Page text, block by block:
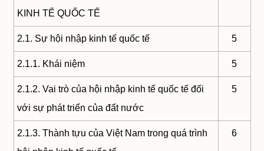
KINH TẾ QUỐC TẾ
2.1. Sự hội nhập kinh tế quốc tế 5
2.1.1. Khái niệm 5
2.1.2. Vai trò của hội nhập kinh tế quốc tế đối
với sự phát triển của đất nước
5
2.1.3. Thành tựu của Việt Nam trong quá trình
6